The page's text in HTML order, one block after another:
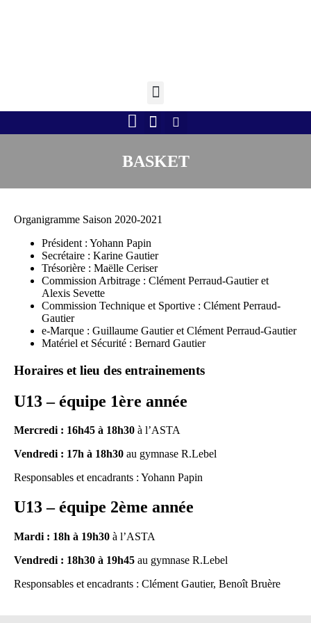
BASKET
Organigramme Saison 2020-2021
Président : Yohann Papin
Secrétaire : Karine Gautier
Trésorière : Maëlle Ceriser
Commission Arbitrage : Clément Perraud-Gautier et
Alexis Sevette
Commission Technique et Sportive : Clément Perraud-
Gautier
e-Marque : Guillaume Gautier et Clément Perraud-Gautier
Matériel et Sécurité : Bernard Gautier
Horaires et lieu des entrainements
U13 – équipe 1ère année
Mercredi : 16h45 à 18h30 à l’ASTA
Vendredi : 17h à 18h30 au gymnase R.Lebel
Responsables et encadrants : Yohann Papin
U13 – équipe 2ème année
Mardi : 18h à 19h30 à l’ASTA
Vendredi : 18h30 à 19h45 au gymnase R.Lebel
Responsables et encadrants : Clément Gautier, Benoît Bruère